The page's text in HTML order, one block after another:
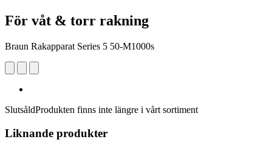
För våt & torr rakning
Braun Rakapparat Series 5 50-M1000s
SlutsåldProdukten finns inte längre i vårt sortiment
Liknande produkter